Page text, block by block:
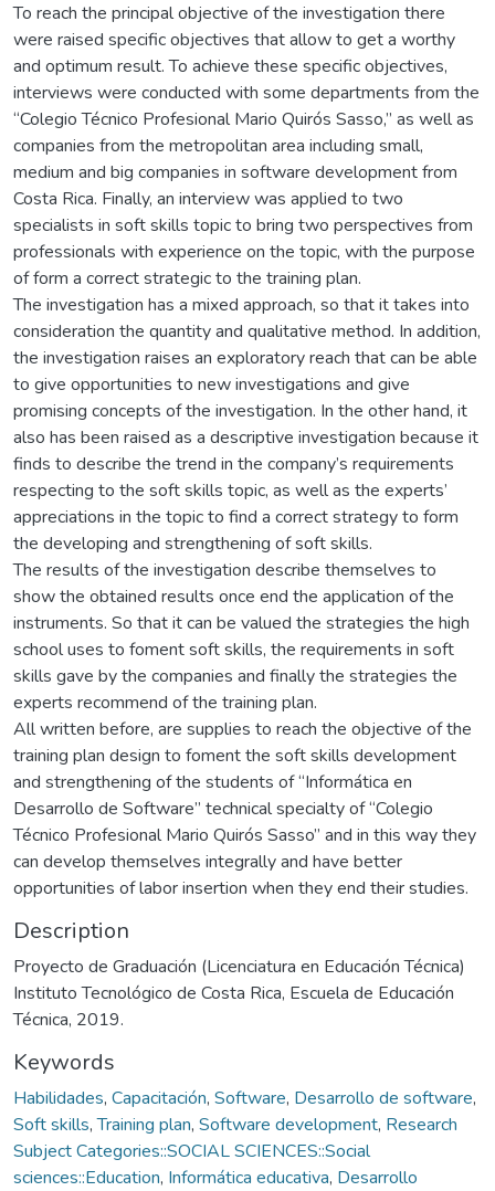
To reach the principal objective of the investigation there
were raised specific objectives that allow to get a worthy
and optimum result. To achieve these specific objectives,
interviews were conducted with some departments from the
“Colegio Técnico Profesional Mario Quirós Sasso,” as well as
companies from the metropolitan area including small,
medium and big companies in software development from
Costa Rica. Finally, an interview was applied to two
specialists in soft skills topic to bring two perspectives from
professionals with experience on the topic, with the purpose
of form a correct strategic to the training plan.
The investigation has a mixed approach, so that it takes into
consideration the quantity and qualitative method. In addition,
the investigation raises an exploratory reach that can be able
to give opportunities to new investigations and give
promising concepts of the investigation. In the other hand, it
also has been raised as a descriptive investigation because it
finds to describe the trend in the company’s requirements
respecting to the soft skills topic, as well as the experts’
appreciations in the topic to find a correct strategy to form
the developing and strengthening of soft skills.
The results of the investigation describe themselves to
show the obtained results once end the application of the
instruments. So that it can be valued the strategies the high
school uses to foment soft skills, the requirements in soft
skills gave by the companies and finally the strategies the
experts recommend of the training plan.
All written before, are supplies to reach the objective of the
training plan design to foment the soft skills development
and strengthening of the students of “Informática en
Desarrollo de Software” technical specialty of “Colegio
Técnico Profesional Mario Quirós Sasso” and in this way they
can develop themselves integrally and have better
opportunities of labor insertion when they end their studies.
Description
Proyecto de Graduación (Licenciatura en Educación Técnica)
Instituto Tecnológico de Costa Rica, Escuela de Educación
Técnica, 2019.
Keywords
Habilidades, Capacitación, Software, Desarrollo de software,
Soft skills,Training plan, Software development, Research
Subject Categories::SOCIAL SCIENCES::Social
sciences::Education, Informática educativa, Desarrollo